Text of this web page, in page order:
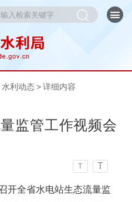
水利动态 > 详细内容
监管工作视频会
T T
开全省水电站生态流量监